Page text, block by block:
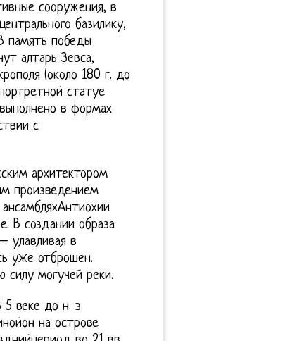
сооружения, в
базилику,
память победы
алтарь Зевса,
(около 180 г. до
статуе
в формах
с
архитектором
произведением
В создании образа
улавливая в
уже отброшен.
силу могучей реки.
5 веке до н. э.
на острове